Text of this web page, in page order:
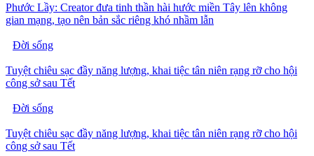
Phước Lầy: Creator đưa tinh thần hài hước miền Tây lên không
gian mạng, tạo nên bản sắc riêng khó nhầm lẫn
Đời sống
Tuyệt chiêu sạc đầy năng lượng, khai tiệc tân niên rạng rỡ cho hội
công sở sau Tết
Đời sống
Tuyệt chiêu sạc đầy năng lượng, khai tiệc tân niên rạng rỡ cho hội
công sở sau Tết